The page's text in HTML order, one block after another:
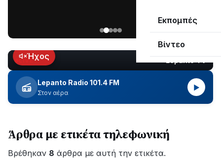
Εκπομπές
Βίντεο
Ναυπάκτου
εδώ
και
περίπου
δύο
ώρες
εξέλιξη
οι
εργασίες
LIVEΉχος
Lepanto Radio 101.4 FM
Στον αέρα
▶
Άρθρα με ετικέτα τηλεφωνική
Βρέθηκαν 8 άρθρα με αυτή την ετικέτα.